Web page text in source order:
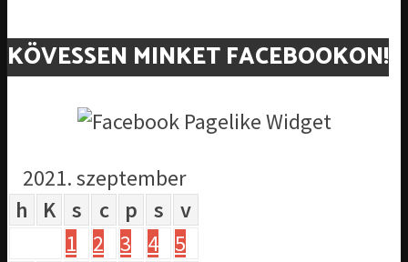
KÖVESSEN MINKET FACEBOOKON!
2021. szeptember
h
K s c p s
v
1
2 3 4 5